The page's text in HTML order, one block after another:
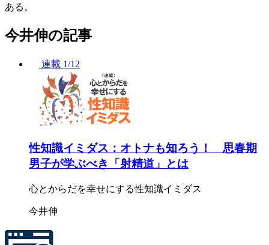
ある。
今井伸の記事
連載 1/12
性知識イミダス：オトナも知ろう！ 思春期
男子が学ぶべき「射精道」とは
心とからだを幸せにする性知識イミダス
今井伸